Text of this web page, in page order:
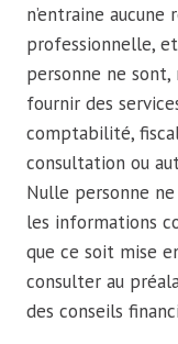
n’entraine
professionnelle,
personne ne
fournir des
comptabilité,
consultation ou
Nulle personne
les informations
que ce soit mise
consulter au
des conseils